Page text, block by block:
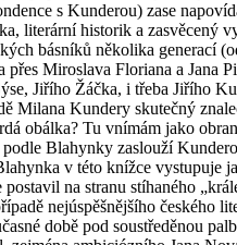
s Kunderou) zase
literární historik a zasvěcený
básníků několika generací
přes Miroslava Floriana a Jana
Jiřího Žáčka, i třeba Jiřího
Milana Kundery skutečný
obálka? Tu vnímám jako
podle Blahynky zaslouží
v této knížce vystupuje
postavil na stranu stíhaného
nejúspěšnějšího českého
době pod soustředěnou